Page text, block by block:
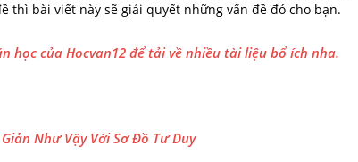
thì bài viết này sẽ giải quyết những vấn đề đó cho bạn.
học của Hocvan12 để tải về nhiều tài liệu bổ ích nha.
Như Vậy Với Sơ Đồ Tư Duy